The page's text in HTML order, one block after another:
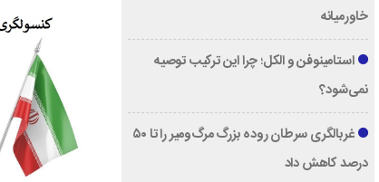
خاورمیانه
استامینوفن و الکل؛ چرا این ترکیب توصیه
نمی‌شود؟
غربالگری سرطان روده بزرگ مرگ‌ومیر را تا ۵۰
درصد کاهش داد